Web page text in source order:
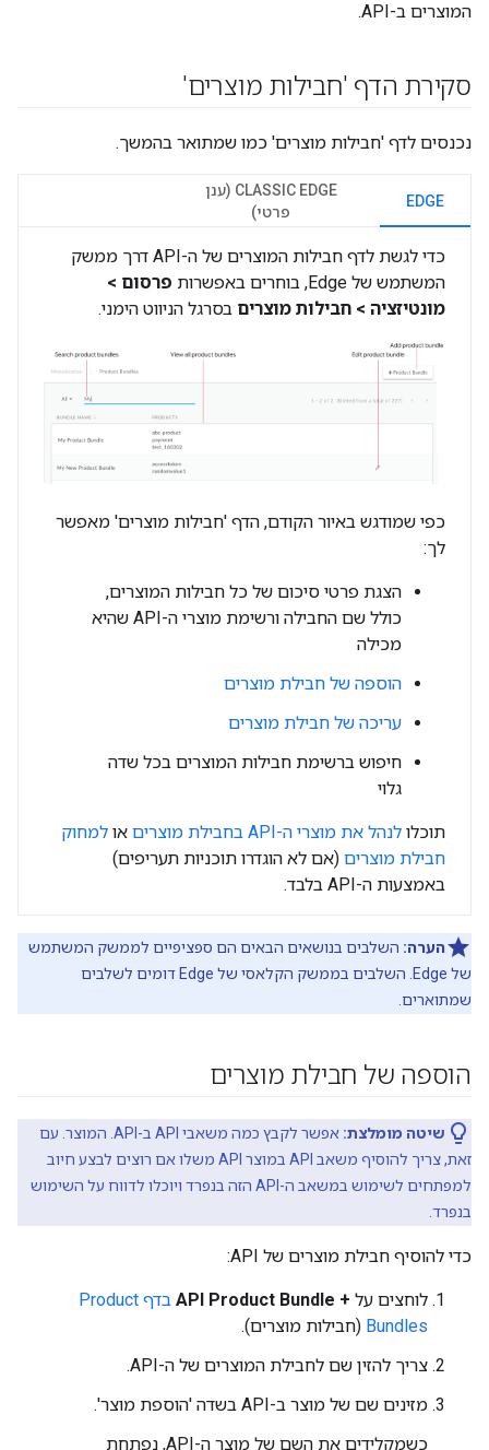
המוצרים ב-API.
סקירת הדף 'חבילות מוצרים'
נכנסים לדף 'חבילות מוצרים' כמו שמתואר בהמשך.
EDGE
CLASSIC EDGE (ענן
פרטי)
כדי לגשת לדף חבילות המוצרים של ה-API דרך ממשק
המשתמש של Edge, בוחרים באפשרות
פרסום >
מונטיזציה > חבילות מוצרים בסרגל הניווט הימני.
כפי שמודגש באיור הקודם, הדף 'חבילות מוצרים' מאפשר
לך:
הצגת פרטי סיכום של כל חבילות המוצרים,
כולל שם החבילה ורשימת מוצרי ה-API שהיא
מכילה
הוספה של חבילת מוצרים
עריכה של חבילת מוצרים
חיפוש ברשימת חבילות המוצרים בכל שדה
גלוי
תוכלו לנהל את מוצרי ה-API בחבילת מוצרים או למחוק
חבילת מוצרים (אם לא הוגדרו תוכניות תעריפים)
באמצעות ה-API בלבד.
הערה: השלבים בנושאים הבאים הם ספציפיים לממשק המשתמש
של Edge. השלבים בממשק הקלאסי של Edge דומים לשלבים
שמתוארים.
הוספה של חבילת מוצרים
שיטה מומלצת:
אפשר לקבץ כמה משאבי API ב-API. המוצר. עם
זאת, צריך להוסיף משאב API במוצר API משלו אם רוצים לבצע חיוב
למפתחים לשימוש במשאב ה-API הזה בנפרד ויוכלו לדווח על השימוש
בנפרד.
כדי להוסיף חבילת מוצרים של API:
לוחצים על + API Product Bundle
בדף Product
Bundles (חבילות מוצרים).
צריך להזין שם לחבילת המוצרים של ה-API.
מזינים שם של מוצר ב-API בשדה 'הוספת מוצר'.
כשמקלידים את השם של מוצר ה-API, נפתחת